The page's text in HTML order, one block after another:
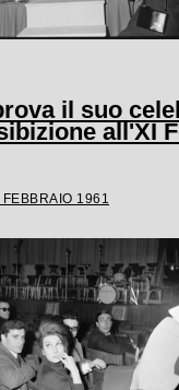
il suo
all'XI
1961